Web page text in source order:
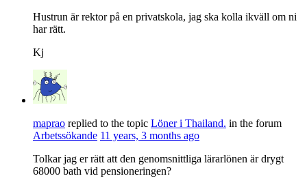
Hustrun är rektor på en privatskola, jag ska kolla ikväll om ni
har rätt.
Kj
maprao replied to the topic Löner i Thailand. in the forum
Arbetssökande 11 years, 3 months ago
Tolkar jag er rätt att den genomsnittliga lärarlönen är drygt
68000 bath vid pensioneringen?